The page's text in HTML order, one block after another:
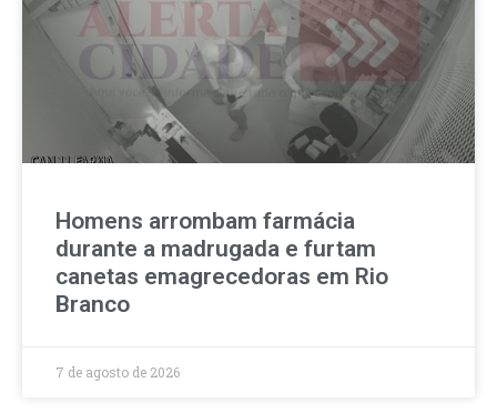
Homens arrombam farmácia
durante a madrugada e furtam
canetas emagrecedoras em Rio
Branco
7 de agosto de 2026